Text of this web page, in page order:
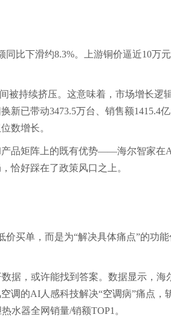
同比下滑约8.3%。上游铜价逼近10万
被持续挤压。这意味着，市场增长逻
换新已带动3473.5万台、销售额1415.4
数增长。
品矩阵上的既有优势——海尔智家在
恰好踩在了政策风口之上。
买单，而是为“解决具体痛点”的功
据，或许能找到答案。数据显示，
空调的AI人感科技解决“空调病”痛点，
水器全网销量/销额TOP1。